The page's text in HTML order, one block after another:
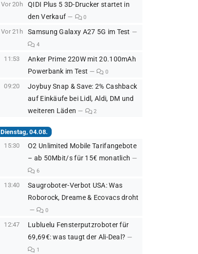
Vor 20h
QIDI Plus 5 3D-Drucker startet in
den Verkauf
0
Vor 21h Samsung Galaxy A27 5G im Test
4
11:53
Anker Prime 220W mit 20.100mAh
Powerbank im Test
0
09:20
Joybuy Snap & Save: 2% Cashback
auf Einkäufe bei Lidl, Aldi, DM und
weiteren Läden
2
Dienstag, 04.08.
15:30
O2 Unlimited Mobile Tarifangebote
– ab 50Mbit/s für 15€ monatlich
6
13:40
Saugroboter-Verbot USA: Was
Roborock, Dreame & Ecovacs droht
0
12:47
Lubluelu Fensterputzroboter für
69,69€: was taugt der Ali-Deal?
1